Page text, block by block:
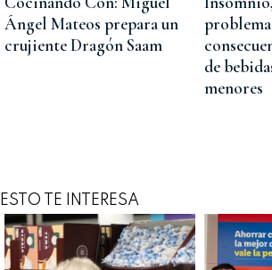
Ángel Mateos prepara un
crujiente Dragón Saam
de
menores
ESTO TE INTERESA